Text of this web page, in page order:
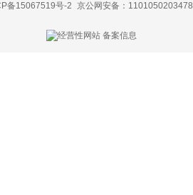
备15067519号-2 京公网安备：